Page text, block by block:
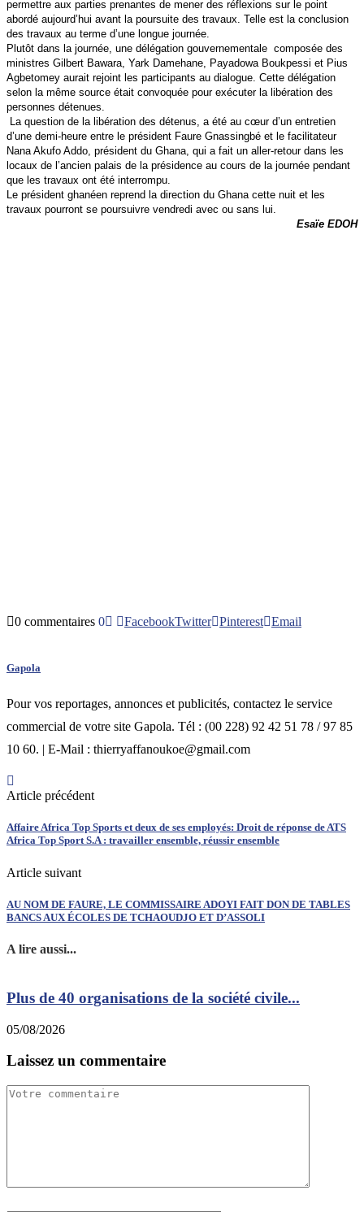
permettre aux parties prenantes de mener des réflexions sur le point
abordé aujourd’hui avant la poursuite des travaux. Telle est la conclusion
des travaux au terme d’une longue journée.
Plutôt dans la journée, une délégation gouvernementale composée des
ministres Gilbert Bawara, Yark Damehane, Payadowa Boukpessi et Pius
Agbetomey aurait rejoint les participants au dialogue. Cette délégation
selon la même source était convoquée pour exécuter la libération des
personnes détenues.
La question de la libération des détenus, a été au cœur d’un entretien
d’une demi-heure entre le président Faure Gnassingbé et le facilitateur
Nana Akufo Addo, président du Ghana, qui a fait un aller-retour dans les
locaux de l’ancien palais de la présidence au cours de la journée pendant
que les travaux ont été interrompu.
Le président ghanéen reprend la direction du Ghana cette nuit et les
travaux pourront se poursuivre vendredi avec ou sans lui.
Esaïe EDOH
0 commentaires 0 FacebookTwitter Pinterest Email
Gapola
Pour vos reportages, annonces et publicités, contactez le service
commercial de votre site Gapola. Tél : (00 228) 92 42 51 78 / 97 85
10 60. | E-Mail : thierryaffanoukoe@gmail.com
Article précédent
Affaire Africa Top Sports et deux de ses employés: Droit de réponse de ATS
Africa Top Sport S.A : travailler ensemble, réussir ensemble
Article suivant
AU NOM DE FAURE, LE COMMISSAIRE ADOYI FAIT DON DE TABLES
BANCS AUX ÉCOLES DE TCHAOUDJO ET D’ASSOLI
A lire aussi...
Plus de 40 organisations de la société civile...
05/08/2026
Laissez un commentaire